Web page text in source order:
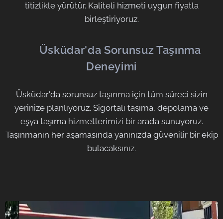
titizlikle yürütür. Kaliteli hizmeti uygun fiyatla
birleştiriyoruz.
Üsküdar'da Sorunsuz Taşınma
Deneyimi
Üsküdar'da sorunsuz taşınma için tüm süreci sizin
yerinize planlıyoruz. Sigortalı taşıma, depolama ve
eşya taşıma hizmetlerimizi bir arada sunuyoruz.
Taşınmanın her aşamasında yanınızda güvenilir bir ekip
bulacaksınız.